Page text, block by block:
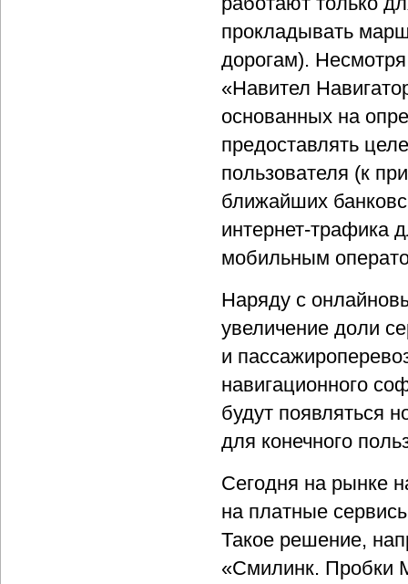
прокладывать
дорогам).
«Навител
основанных на
предоставлять
пользователя (к
ближайших
интернет-трафика
мобильным
Наряду с
увеличение доли
и
навигационного
будут появляться
для конечного
Сегодня на рынке
на платные
Такое решение,
«Смилинк. Пробки